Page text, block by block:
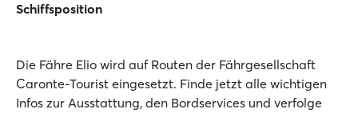
Schiffsposition
Die Fähre Elio wird auf Routen der Fährgesellschaft
Caronte-Tourist eingesetzt. Finde jetzt alle wichtigen
Infos zur Ausstattung, den Bordservices und verfolge